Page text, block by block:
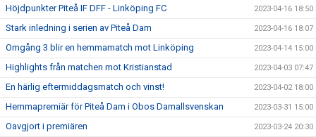
Höjdpunkter Piteå IF DFF - Linköping FC 2023-04-16 18:50
Stark inledning i serien av Piteå Dam 2023-04-16 18:07
Omgång 3 blir en hemmamatch mot Linköping 2023-04-14 15:00
Highlights från matchen mot Kristianstad 2023-04-03 07:47
En härlig eftermiddagsmatch och vinst! 2023-04-02 18:00
Hemmapremiär för Piteå Dam i Obos Damallsvenskan 2023-03-31 15:00
Oavgjort i premiären 2023-03-24 20:30